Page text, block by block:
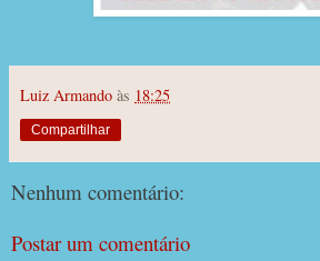
Luiz Armando às 18:25
Compartilhar
Nenhum comentário:
Postar um comentário